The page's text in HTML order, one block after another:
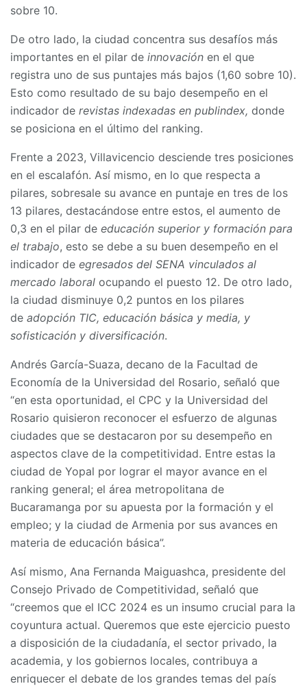
sobre 10.
De otro lado, la ciudad concentra sus desafíos más
importantes en el pilar de innovación en el que
registra uno de sus puntajes más bajos (1,60 sobre 10).
Esto como resultado de su bajo desempeño en el
indicador de revistas indexadas en publindex, donde
se posiciona en el último del ranking.
Frente a 2023, Villavicencio desciende tres posiciones
en el escalafón. Así mismo, en lo que respecta a
pilares, sobresale su avance en puntaje en tres de los
13 pilares, destacándose entre estos, el aumento de
0,3 en el pilar de educación superior y formación para
el trabajo, esto se debe a su buen desempeño en el
indicador de egresados del SENA vinculados al
mercado laboral ocupando el puesto 12. De otro lado,
la ciudad disminuye 0,2 puntos en los pilares
de adopción TIC, educación básica y media, y
sofisticación y diversificación.
Andrés García-Suaza, decano de la Facultad de
Economía de la Universidad del Rosario, señaló que
“en esta oportunidad, el CPC y la Universidad del
Rosario quisieron reconocer el esfuerzo de algunas
ciudades que se destacaron por su desempeño en
aspectos clave de la competitividad. Entre estas la
ciudad de Yopal por lograr el mayor avance en el
ranking general; el área metropolitana de
Bucaramanga por su apuesta por la formación y el
empleo; y la ciudad de Armenia por sus avances en
materia de educación básica”.
Así mismo, Ana Fernanda Maiguashca, presidente del
Consejo Privado de Competitividad, señaló que
“creemos que el ICC 2024 es un insumo crucial para la
coyuntura actual. Queremos que este ejercicio puesto
a disposición de la ciudadanía, el sector privado, la
academia, y los gobiernos locales, contribuya a
enriquecer el debate de los grandes temas del país